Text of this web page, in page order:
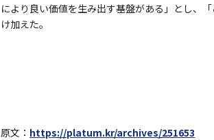
により良い価値を生み出す基盤がある」とし、
け加えた。
原文： https://platum.kr/archives/251653